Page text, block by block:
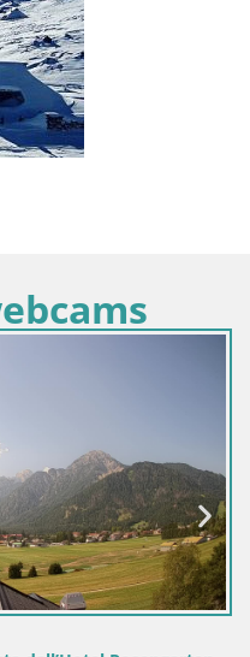
– Frangiflutti e Faro in